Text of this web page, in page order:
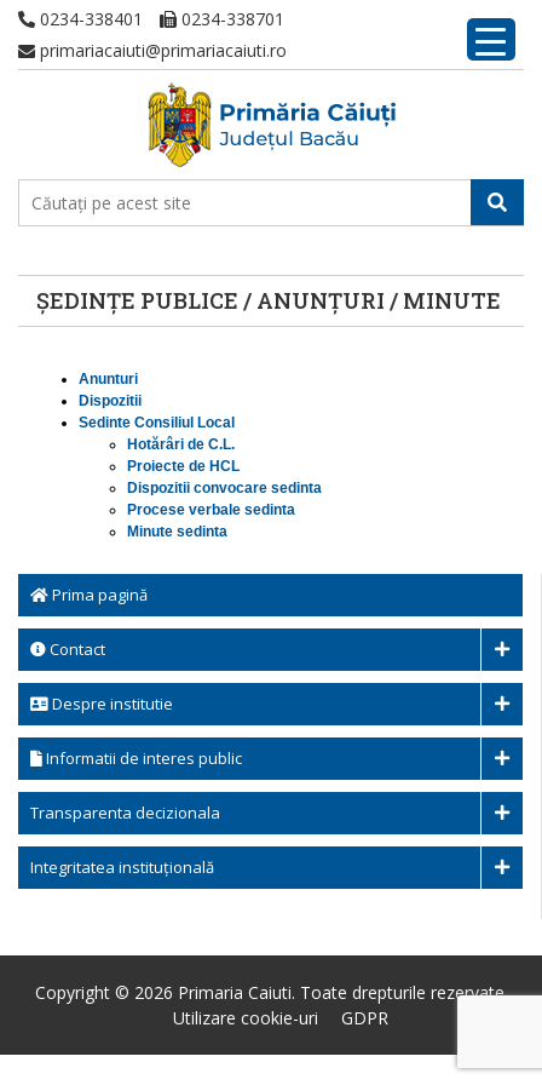
0234-338401
0234-338701
primariacaiuti@primariacaiuti.ro
ȘEDINȚE PUBLICE / ANUNȚURI / MINUTE
Prima pagină
Contact
Despre institutie
Informatii de interes public
Transparenta decizionala
Integritatea instituțională
Anunturi
Dispozitii
Sedinte Consiliul Local
Hotărâri de C.L.
Proiecte de HCL
Dispozitii convocare sedinta
Procese verbale sedinta
Minute sedinta
Copyright © 2026 Primaria Caiuti. Toate drepturile rezervate.
Utilizare cookie-uri
GDPR